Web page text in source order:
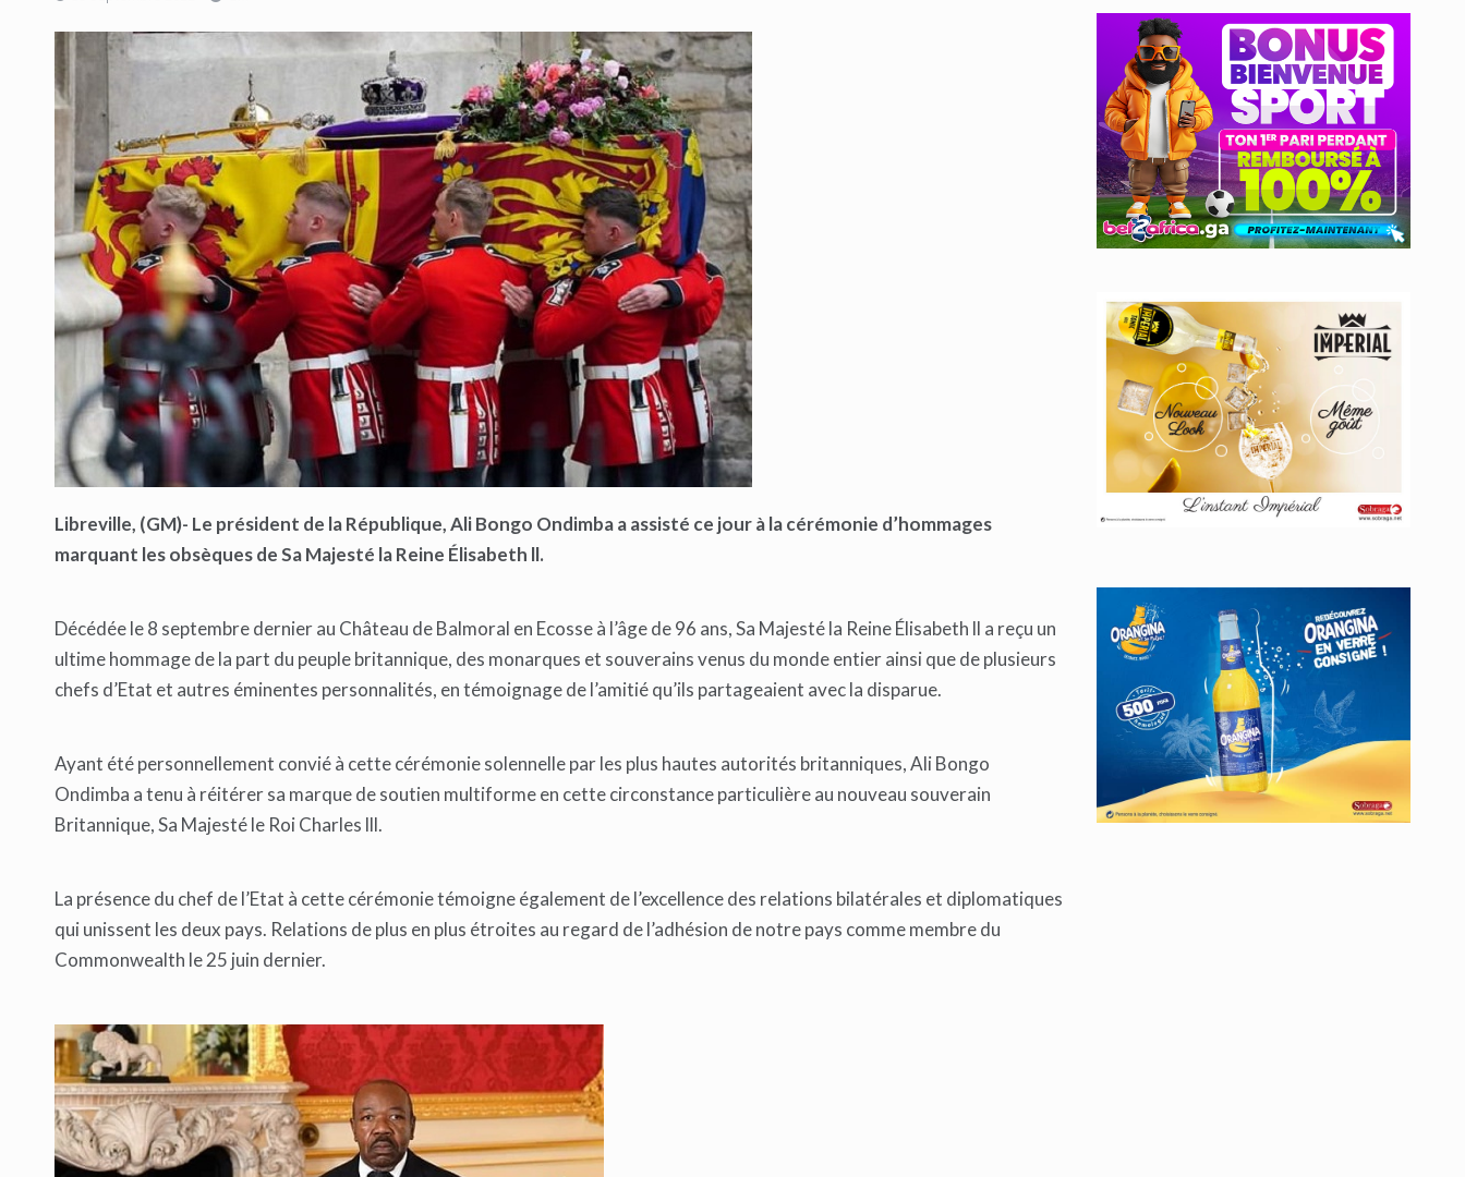
Libreville, (GM)- Le président de la République, Ali Bongo Ondimba a assisté ce jour à la cérémonie d’hommages
marquant les obsèques de Sa Majesté la Reine Élisabeth ll.
Décédée le 8 septembre dernier au Château de Balmoral en Ecosse à l’âge de 96 ans, Sa Majesté la Reine Élisabeth ll a reçu un
ultime hommage de la part du peuple britannique, des monarques et souverains venus du monde entier ainsi que de plusieurs
chefs d’Etat et autres éminentes personnalités, en témoignage de l’amitié qu’ils partageaient avec la disparue.
Ayant été personnellement convié à cette cérémonie solennelle par les plus hautes autorités britanniques, Ali Bongo
Ondimba a tenu à réitérer sa marque de soutien multiforme en cette circonstance particulière au nouveau souverain
Britannique, Sa Majesté le Roi Charles lll.
La présence du chef de l’Etat à cette cérémonie témoigne également de l’excellence des relations bilatérales et diplomatiques
qui unissent les deux pays. Relations de plus en plus étroites au regard de l’adhésion de notre pays comme membre du
Commonwealth le 25 juin dernier.